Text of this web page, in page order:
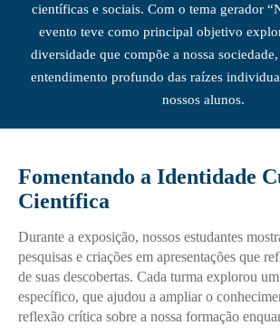
científicas e sociais. Com o tema gerador
evento teve como principal objetivo
diversidade que compõe a nossa
entendimento profundo das raízes
nossos alunos.
Fomentando a Identidade
Científica
Durante a exposição, nossos estudantes
pesquisas e criações em apresentações que
de suas descobertas. Cada turma explorou
específico, que ajudou a ampliar o
reflexão crítica sobre a nossa formação